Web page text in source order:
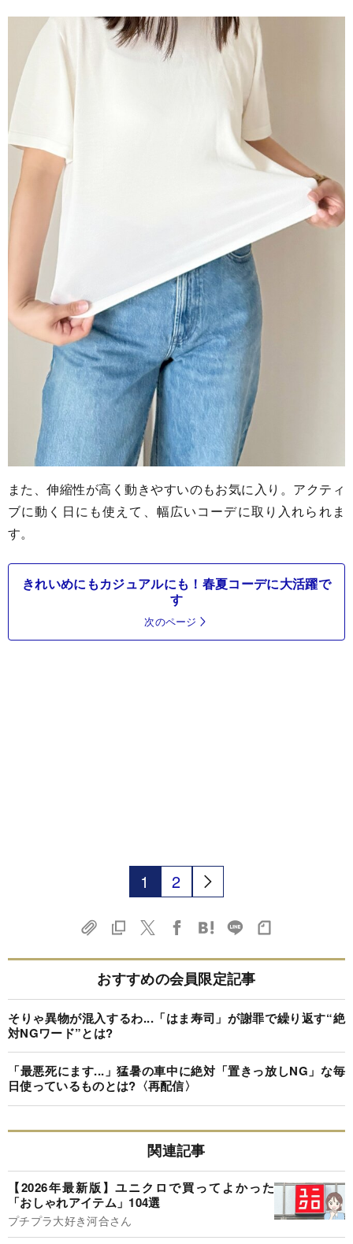
また、伸縮性が高く動きやすいのもお気に入り。アクティ
ブに動く日にも使えて、幅広いコーデに取り入れられま
す。
きれいめにもカジュアルにも！春夏コーデに大活躍で
す
次のページ
1 2
おすすめの会員限定記事
そりゃ異物が混入するわ...「はま寿司」が謝罪で繰り返す“絶
対NGワード”とは?
「最悪死にます...」猛暑の車中に絶対「置きっ放しNG」な毎
日使っているものとは?〈再配信〉
関連記事
【2026年最新版】ユニクロで買ってよかった
「おしゃれアイテム」104選
プチプラ大好き河合さん